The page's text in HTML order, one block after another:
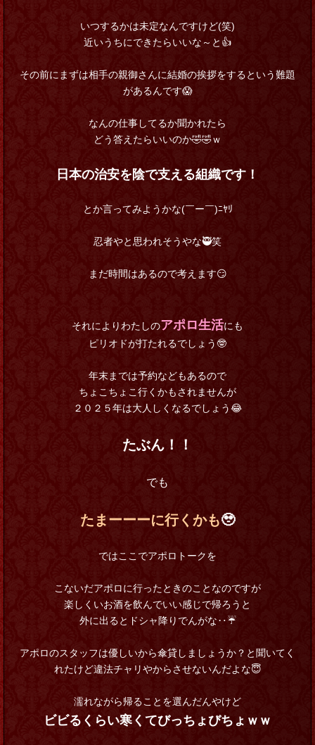
いつするかは未定なんですけど(笑)
近いうちにできたらいいな～と👍
その前にまずは相手の親御さんに結婚の挨拶をするという難題
があるんです😱
なんの仕事してるか聞かれたら
どう答えたらいいのか🤣🤣ｗ
日本の治安を陰で支える組織です！
とか言ってみようかな(￣ー￣)ﾆﾔﾘ
忍者やと思われそうやな🥷笑
まだ時間はあるので考えます😏
それによりわたしのアポロ生活にも
ピリオドが打たれるでしょう🤓
年末までは予約などもあるので
ちょこちょこ行くかもされませんが
２０２５年は大人しくなるでしょう😂
たぶん！！
でも
たまーーーに行くかも🥹
ではここでアポロトークを
こないだアポロに行ったときのことなのですが
楽しくいお酒を飲んでいい感じで帰ろうと
外に出るとドシャ降りでんがな‥☔
アポロのスタッフは優しいから傘貸しましょうか？と聞いてく
れたけど違法チャリやからさせないんだよな😇
濡れながら帰ることを選んだんやけど
ビビるくらい寒くてびっちょびちょｗｗ